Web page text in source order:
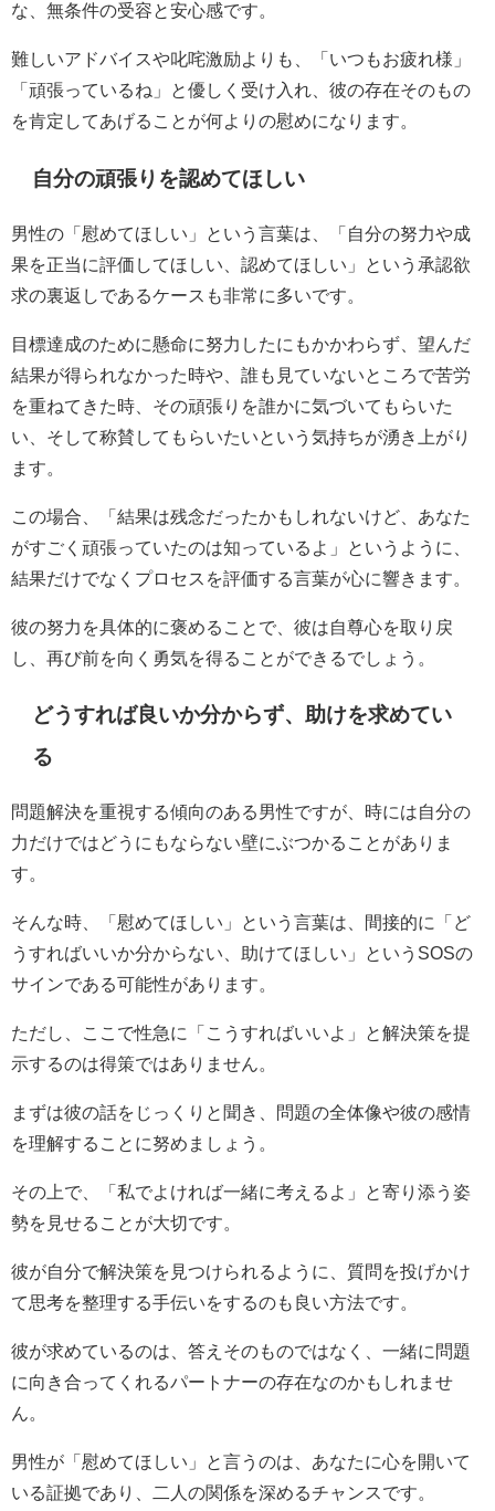
な、無条件の受容と安心感です。
難しいアドバイスや叱咤激励よりも、「いつもお疲れ様」
「頑張っているね」と優しく受け入れ、彼の存在そのもの
を肯定してあげることが何よりの慰めになります。
自分の頑張りを認めてほしい
男性の「慰めてほしい」という言葉は、「自分の努力や成
果を正当に評価してほしい、認めてほしい」という承認欲
求の裏返しであるケースも非常に多いです。
目標達成のために懸命に努力したにもかかわらず、望んだ
結果が得られなかった時や、誰も見ていないところで苦労
を重ねてきた時、その頑張りを誰かに気づいてもらいた
い、そして称賛してもらいたいという気持ちが湧き上がり
ます。
この場合、「結果は残念だったかもしれないけど、あなた
がすごく頑張っていたのは知っているよ」というように、
結果だけでなくプロセスを評価する言葉が心に響きます。
彼の努力を具体的に褒めることで、彼は自尊心を取り戻
し、再び前を向く勇気を得ることができるでしょう。
どうすれば良いか分からず、助けを求めてい
る
問題解決を重視する傾向のある男性ですが、時には自分の
力だけではどうにもならない壁にぶつかることがありま
す。
そんな時、「慰めてほしい」という言葉は、間接的に「ど
うすればいいか分からない、助けてほしい」というSOSの
サインである可能性があります。
ただし、ここで性急に「こうすればいいよ」と解決策を提
示するのは得策ではありません。
まずは彼の話をじっくりと聞き、問題の全体像や彼の感情
を理解することに努めましょう。
その上で、「私でよければ一緒に考えるよ」と寄り添う姿
勢を見せることが大切です。
彼が自分で解決策を見つけられるように、質問を投げかけ
て思考を整理する手伝いをするのも良い方法です。
彼が求めているのは、答えそのものではなく、一緒に問題
に向き合ってくれるパートナーの存在なのかもしれませ
ん。
男性が「慰めてほしい」と言うのは、あなたに心を開いて
いる証拠であり、二人の関係を深めるチャンスです。